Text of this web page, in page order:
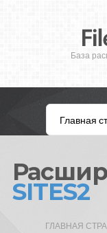
База
SITES2
ГЛАВНАЯ